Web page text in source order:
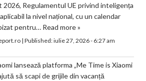
2026, Regulamentul UE privind inteligența
la nivel național, cu un calendar
pentru… Read more »
| Published:iulie 27, 2026 - 6:27 am
lansează platforma „Me Time is Xiaomi
să scapi de grijile din vacanță